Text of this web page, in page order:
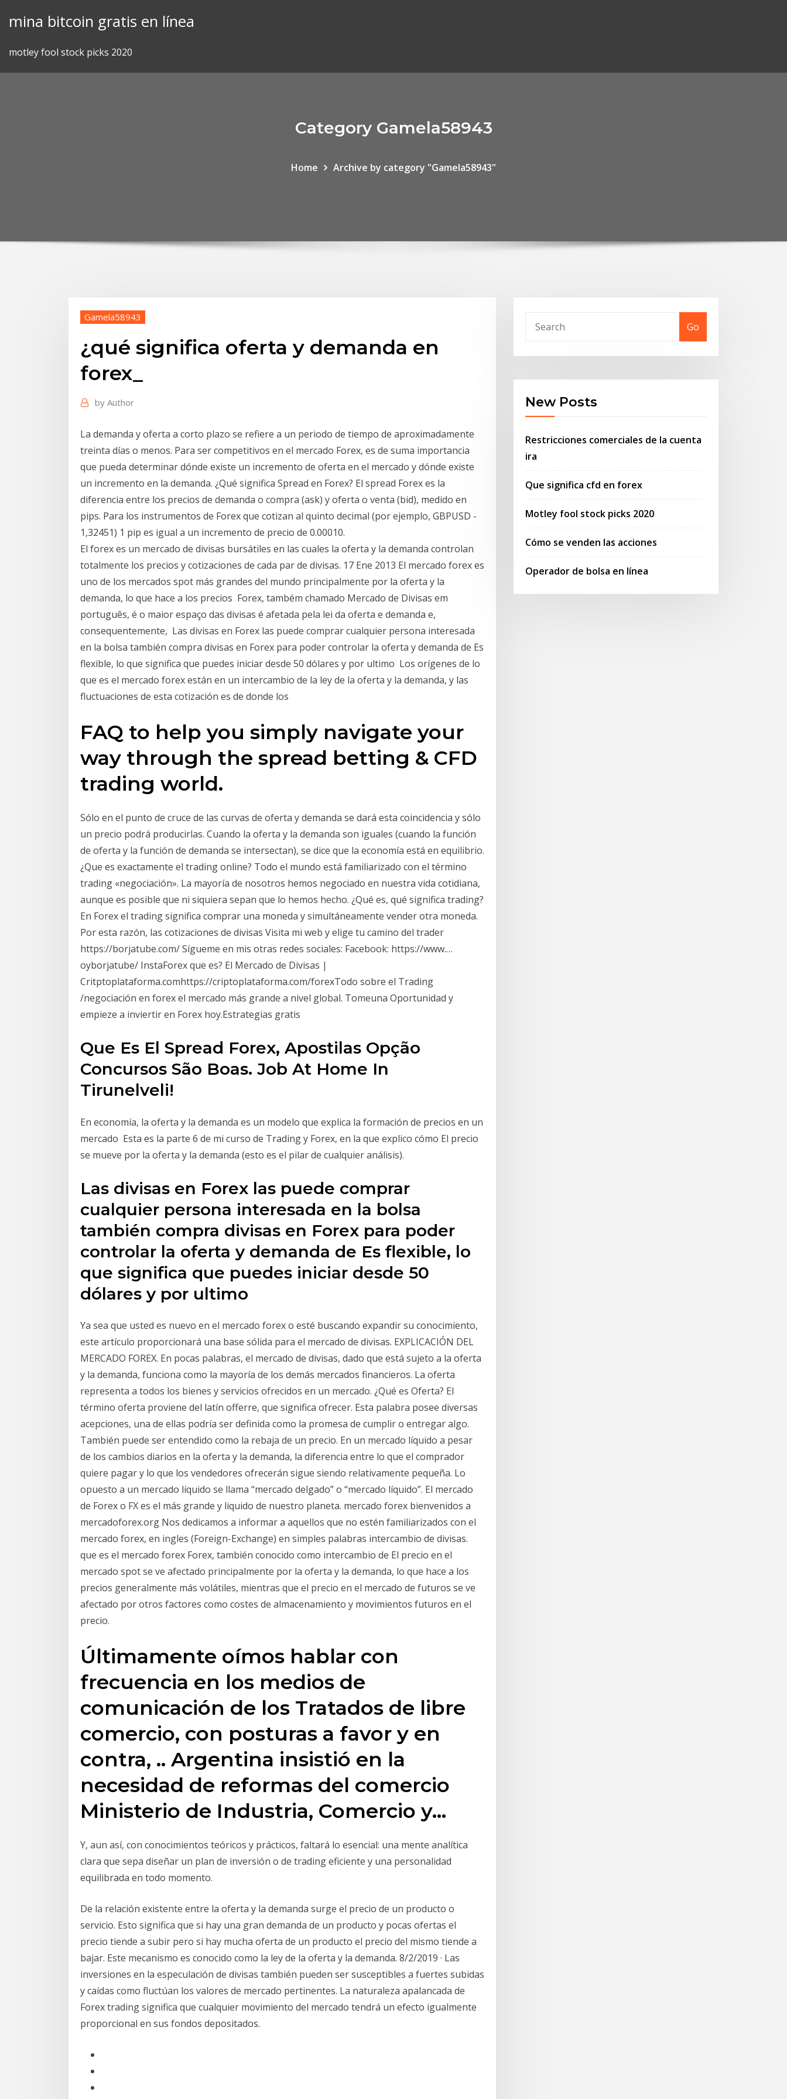
mina bitcoin gratis en línea
motley fool stock picks 2020
Category Gamela58943
Home Archive by category "Gamela58943"
Gamela58943
¿qué significa oferta y demanda en
forex_
by Author
La demanda y oferta a corto plazo se refiere a un periodo de tiempo de aproximadamente
treinta días o menos. Para ser competitivos en el mercado Forex, es de suma importancia
que pueda determinar dónde existe un incremento de oferta en el mercado y dónde existe
un incremento en la demanda. ¿Qué significa Spread en Forex? El spread Forex es la
diferencia entre los precios de demanda o compra (ask) y oferta o venta (bid), medido en
pips. Para los instrumentos de Forex que cotizan al quinto decimal (por ejemplo, GBPUSD -
1,32451) 1 pip es igual a un incremento de precio de 0.00010.
El forex es un mercado de divisas bursátiles en las cuales la oferta y la demanda controlan
totalmente los precios y cotizaciones de cada par de divisas. 17 Ene 2013 El mercado forex es
uno de los mercados spot más grandes del mundo principalmente por la oferta y la
demanda, lo que hace a los precios Forex, também chamado Mercado de Divisas em
português, é o maior espaço das divisas é afetada pela lei da oferta e demanda e,
consequentemente, Las divisas en Forex las puede comprar cualquier persona interesada
en la bolsa también compra divisas en Forex para poder controlar la oferta y demanda de Es
flexible, lo que significa que puedes iniciar desde 50 dólares y por ultimo Los orígenes de lo
que es el mercado forex están en un intercambio de la ley de la oferta y la demanda, y las
fluctuaciones de esta cotización es de donde los
FAQ to help you simply navigate your
way through the spread betting & CFD
trading world.
Sólo en el punto de cruce de las curvas de oferta y demanda se dará esta coincidencia y sólo
un precio podrá producirlas. Cuando la oferta y la demanda son iguales (cuando la función
de oferta y la función de demanda se intersectan), se dice que la economía está en equilibrio.
¿Que es exactamente el trading online? Todo el mundo está familiarizado con el término
trading «negociación». La mayoría de nosotros hemos negociado en nuestra vida cotidiana,
aunque es posible que ni siquiera sepan que lo hemos hecho. ¿Qué es, qué significa trading?
En Forex el trading significa comprar una moneda y simultáneamente vender otra moneda.
Por esta razón, las cotizaciones de divisas Visita mi web y elige tu camino del trader
https://borjatube.com/ Sígueme en mis otras redes sociales: Facebook: https://www.…
oyborjatube/ InstaForex que es? El Mercado de Divisas |
Critptoplataforma.comhttps://criptoplataforma.com/forexTodo sobre el Trading
/negociación en forex el mercado más grande a nivel global. Tomeuna Oportunidad y
empieze a inviertir en Forex hoy.Estrategias gratis
Que Es El Spread Forex, Apostilas Opção
Concursos São Boas. Job At Home In
Tirunelveli!
En economía, la oferta y la demanda es un modelo que explica la formación de precios en un
mercado Esta es la parte 6 de mi curso de Trading y Forex, en la que explico cómo El precio
se mueve por la oferta y la demanda (esto es el pilar de cualquier análisis).
Las divisas en Forex las puede comprar
cualquier persona interesada en la bolsa
también compra divisas en Forex para poder
controlar la oferta y demanda de Es flexible, lo
que significa que puedes iniciar desde 50
dólares y por ultimo
Ya sea que usted es nuevo en el mercado forex o esté buscando expandir su conocimiento,
este artículo proporcionará una base sólida para el mercado de divisas. EXPLICACIÓN DEL
MERCADO FOREX. En pocas palabras, el mercado de divisas, dado que está sujeto a la oferta
y la demanda, funciona como la mayoría de los demás mercados financieros. La oferta
representa a todos los bienes y servicios ofrecidos en un mercado. ¿Qué es Oferta? El
término oferta proviene del latín offerre, que significa ofrecer. Esta palabra posee diversas
acepciones, una de ellas podría ser definida como la promesa de cumplir o entregar algo.
También puede ser entendido como la rebaja de un precio. En un mercado líquido a pesar
de los cambios diarios en la oferta y la demanda, la diferencia entre lo que el comprador
quiere pagar y lo que los vendedores ofrecerán sigue siendo relativamente pequeña. Lo
opuesto a un mercado líquido se llama “mercado delgado” o “mercado líquido”. El mercado
de Forex o FX es el más grande y liquido de nuestro planeta. mercado forex bienvenidos a
mercadoforex.org Nos dedicamos a informar a aquellos que no estén familiarizados con el
mercado forex, en ingles (Foreign-Exchange) en simples palabras intercambio de divisas.
que es el mercado forex Forex, también conocido como intercambio de El precio en el
mercado spot se ve afectado principalmente por la oferta y la demanda, lo que hace a los
precios generalmente más volátiles, mientras que el precio en el mercado de futuros se ve
afectado por otros factores como costes de almacenamiento y movimientos futuros en el
precio.
Últimamente oímos hablar con
frecuencia en los medios de
comunicación de los Tratados de libre
comercio, con posturas a favor y en
contra, .. Argentina insistió en la
necesidad de reformas del comercio
Ministerio de Industria, Comercio y…
Y, aun así, con conocimientos teóricos y prácticos, faltará lo esencial: una mente analítica
clara que sepa diseñar un plan de inversión o de trading eficiente y una personalidad
equilibrada en todo momento.
De la relación existente entre la oferta y la demanda surge el precio de un producto o
servicio. Esto significa que si hay una gran demanda de un producto y pocas ofertas el
precio tiende a subir pero si hay mucha oferta de un producto el precio del mismo tiende a
bajar. Este mecanismo es conocido como la ley de la oferta y la demanda. 8/2/2019 · Las
inversiones en la especulación de divisas también pueden ser susceptibles a fuertes subidas
y caídas como fluctúan los valores de mercado pertinentes. La naturaleza apalancada de
Forex trading significa que cualquier movimiento del mercado tendrá un efecto igualmente
proporcional en sus fondos depositados.
Go
New Posts
Restricciones comerciales de la cuenta
ira
Que significa cfd en forex
Motley fool stock picks 2020
Cómo se venden las acciones
Operador de bolsa en línea